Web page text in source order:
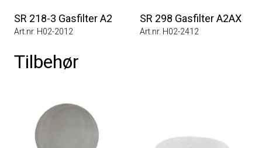
SR 218-3 Gasfilter A2
Art.nr. H02-2012
SR 298 Gasfilter A2AX
Art.nr. H02-2412
Tilbehør